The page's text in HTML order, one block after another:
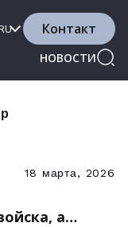
НОВОСТИ
Контакт
18 марта, 2026
а